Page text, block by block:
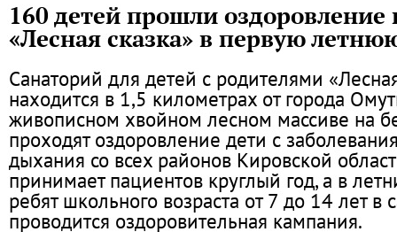
160 детей прошли оздоровление
«Лесная сказка» в первую
Санаторий для детей с родителями
находится в 1,5 километрах от города
живописном хвойном лесном массиве на
проходят оздоровление дети с
дыхания со всех районов Кировской
принимает пациентов круглый год, а в
ребят школьного возраста от 7 до 14 лет в
проводится оздоровительная кампания.